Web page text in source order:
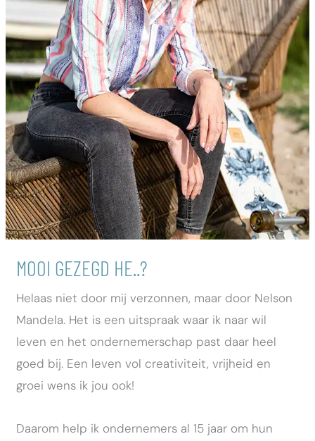
MOOI GEZEGD HE..?
Helaas niet door mij verzonnen, maar door Nelson
Mandela. Het is een uitspraak waar ik naar wil
leven en het ondernemerschap past daar heel
goed bij. Een leven vol creativiteit, vrijheid en
groei wens ik jou ook!
Daarom help ik ondernemers al 15 jaar om hun